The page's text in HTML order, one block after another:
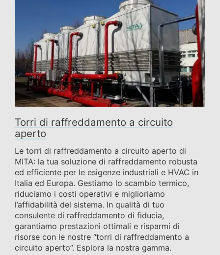
Torri di raffreddamento a circuito
aperto
Le torri di raffreddamento a circuito aperto di
MITA: la tua soluzione di raffreddamento robusta
ed efficiente per le esigenze industriali e HVAC in
Italia ed Europa. Gestiamo lo scambio termico,
riduciamo i costi operativi e miglioriamo
l’affidabilità del sistema. In qualità di tuo
consulente di raffreddamento di fiducia,
garantiamo prestazioni ottimali e risparmi di
risorse con le nostre “torri di raffreddamento a
circuito aperto”. Esplora la nostra gamma.